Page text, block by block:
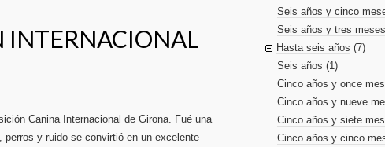
INTERNACIONAL
Canina Internacional de Girona. Fué una
perros y ruido se convirtió en un excelente
Seis años y cinco
Seis años y tres meses
Hasta seis años (7)
Seis años (1)
Cinco años y once
Cinco años y nueve
Cinco años y siete
Cinco años y cinco